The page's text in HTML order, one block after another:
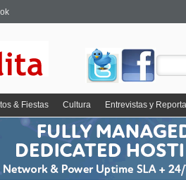
& Fiestas Cultura Entrevistas y